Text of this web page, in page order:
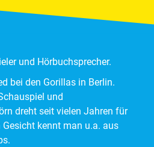
und Hörbuchsprecher.
bei den Gorillas in Berlin.
und
dreht seit vielen Jahren für
Gesicht kennt man u.a. aus